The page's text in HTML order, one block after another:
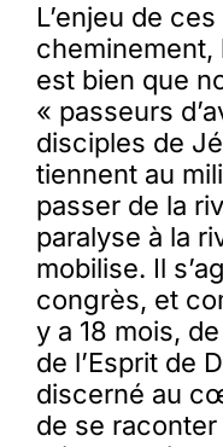
L’enjeu de
cheminement,
est bien que
« passeurs
disciples de
tiennent au
passer de la
paralyse à la
mobilise. Il
congrès, et
y a 18 mois,
de l’Esprit de
discerné au
de se